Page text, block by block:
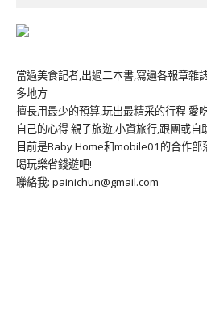
當過美食記者,出過二本書,寫遍各報章雜
多地方
擅長用最少的預算,玩出最精采的行程 愛
自己的心得 親子旅遊,小資旅行,跟團或自
目前是Baby Home和mobile01的合作部
喝玩樂省錢遊吧!
聯絡我: painichun@gmail.com